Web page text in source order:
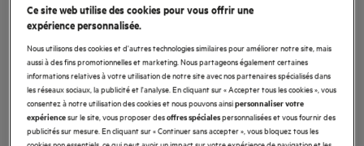
Ce site web utilise des cookies pour vous offrir une
expérience personnalisée.
Nous utilisons des cookies et d'autres technologies similaires pour améliorer notre site, mais
aussi à des fins promotionnelles et marketing. Nous partageons également certaines
informations relatives à votre utilisation de notre site avec nos partenaires spécialisés dans
les réseaux sociaux, la publicité et l'analyse. En cliquant sur « Accepter tous les cookies », vous
consentez à notre utilisation des cookies et nous pouvons ainsipersonnaliser votre
expériencesur le site, vous proposer desoffres spécialespersonnalisées et vous fournir des
publicités sur mesure. En cliquant sur « Continuer sans accepter », vous bloquez tous les